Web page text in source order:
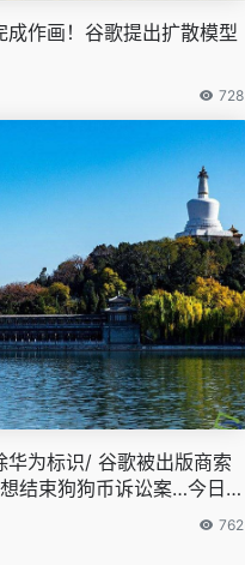
成作画！谷歌提出扩散模型
728
华为标识/ 谷歌被出版商索
结束狗狗币诉讼案…今日更
762